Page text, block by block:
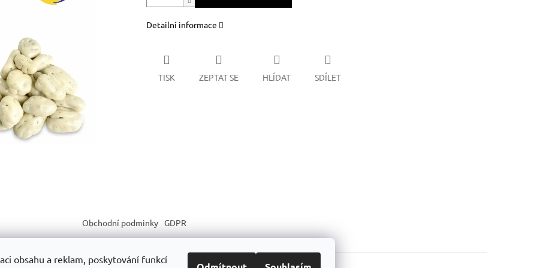
obsahu a reklam, poskytování funkcí
Detailní informace
TISK ZEPTAT SE HLÍDAT SDÍLET
Obchodní podminky GDPR